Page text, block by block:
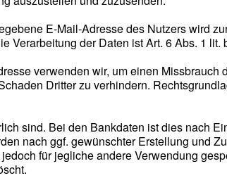
E-Mail-Adresse des Nutzers wird
Verarbeitung der Daten ist Art. 6 Abs. 1 lit.
verwenden wir, um einen Missbrauch
Dritter zu verhindern.
sind. Bei den Bankdaten ist dies nach
nach ggf. gewünschter Erstellung und
für jegliche andere Verwendung